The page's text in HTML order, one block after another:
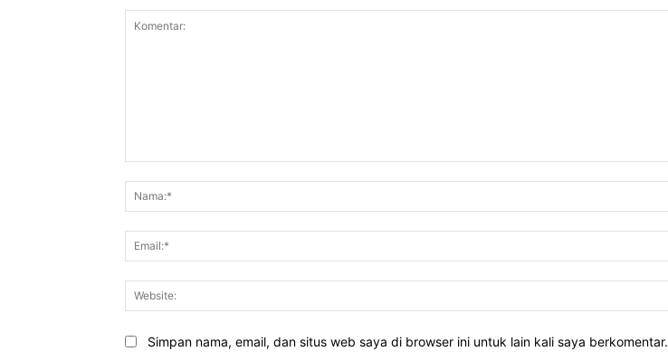
Simpan nama, email, dan situs web saya di browser ini untuk lain kali saya berkomentar.